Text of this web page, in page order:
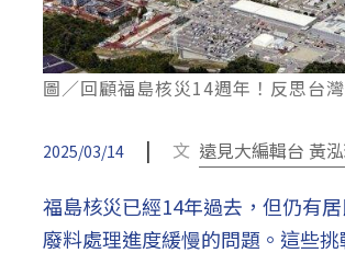
圖／回顧福島核災14週年！反思台
2025/03/14 | 文 遠見大編輯台 黃
福島核災已經14年過去，但仍有
廢料處理進度緩慢的問題。這些